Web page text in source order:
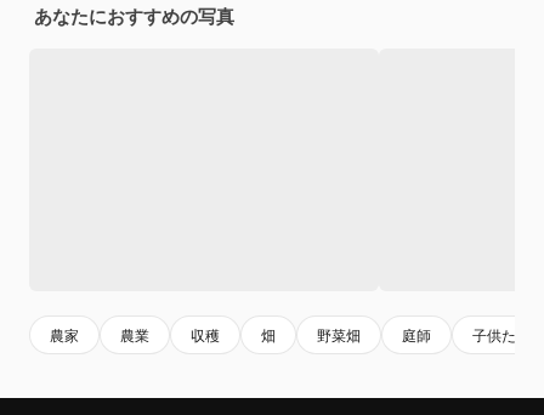
あなたにおすすめの写真
農家 農業 収穫 畑 野菜畑 庭師 子供たち